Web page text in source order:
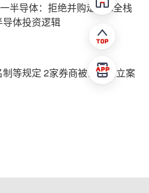
半导体：拒绝并购走IDM全栈
体投资逻辑
等规定 2家券商被证监会立案